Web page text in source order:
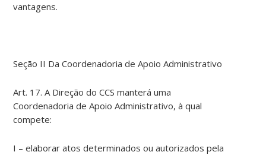
vantagens.
Seção II Da Coordenadoria de Apoio Administrativo
Art. 17. A Direção do CCS manterá uma
Coordenadoria de Apoio Administrativo, à qual
compete:
I – elaborar atos determinados ou autorizados pela